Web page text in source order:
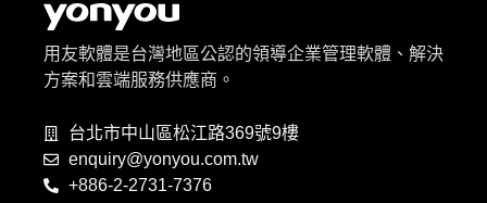
用友軟體是台灣地區公認的領導企業管理軟體、解決
方案和雲端服務供應商。
台北市中山區松江路369號9樓
enquiry@yonyou.com.tw
+886-2-2731-7376